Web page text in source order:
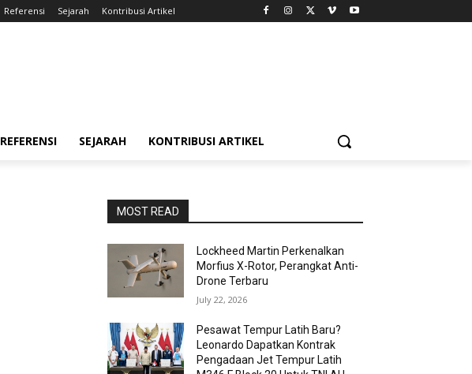
Referensi Sejarah Kontribusi Artikel
REFERENSI SEJARAH KONTRIBUSI ARTIKEL
MOST READ
Lockheed Martin Perkenalkan
Morfius X-Rotor, Perangkat Anti-
Drone Terbaru
July 22, 2026
Pesawat Tempur Latih Baru?
Leonardo Dapatkan Kontrak
Pengadaan Jet Tempur Latih